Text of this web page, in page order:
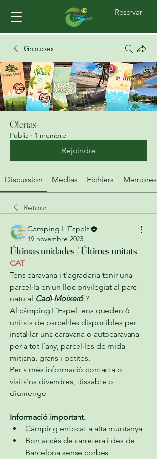
Reservar
Groupes
Ofertas
Public · 1 membre
Rejoindre
Discussion Médias Fichiers Membres
Retour
Camping L´Espelt
19 novembre 2023
Últimas unidades / Últimes unitats
CAT
Tens caravana i t'agradaria tenir una
parcel·la en un lloc privilegiat al parc
natural Cadí-Moixeró ?
Al càmping L´Espelt ens queden 6
unitats de parcel·les disponibles per
instal·lar una caravana o autocaravana
per a tot l´any, parcel·les de mida
mitjana, grans i petites.
Per a més informació contacta o
visita'ns divendres, dissabte o
diumenge
Informació important.
Càmping enfocat a alta muntanya
Bon accés de carretera i des de
Barcelona sense corbes